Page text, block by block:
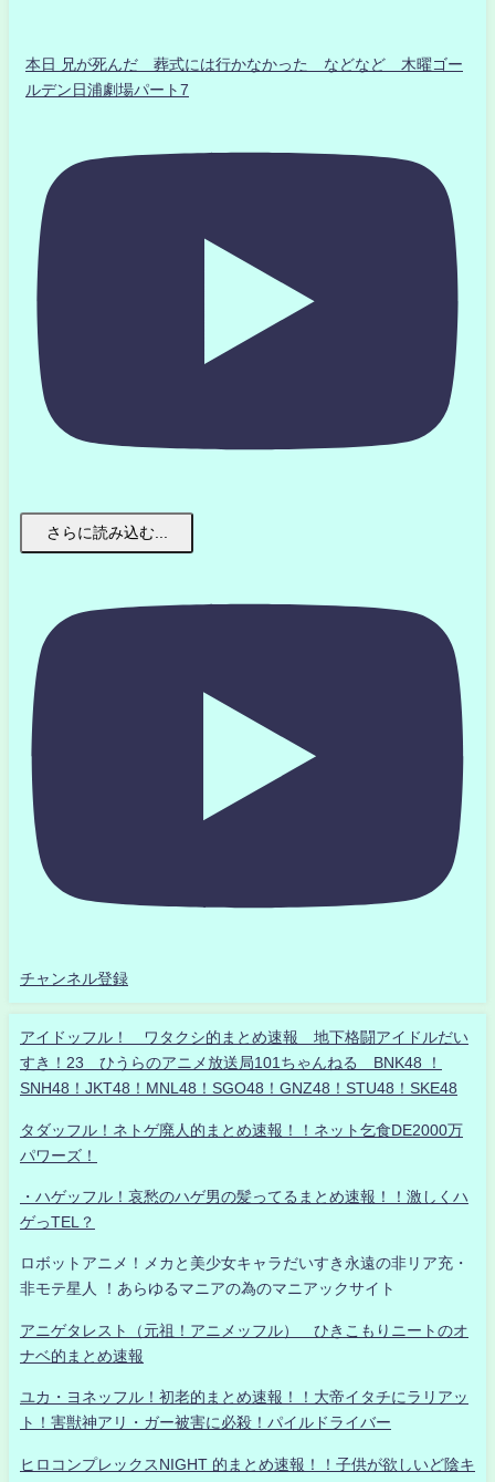
本日 兄が死んだ 葬式には行かなかった などなど 木曜ゴー
ルデン日浦劇場パート7
さらに読み込む...
チャンネル登録
アイドッフル！ ワタクシ的まとめ速報 地下格闘アイドルだい
すき！23 ひうらのアニメ放送局101ちゃんねる BNK48 ！
SNH48！JKT48！MNL48！SGO48！GNZ48！STU48！SKE48
タダッフル！ネトゲ廃人的まとめ速報！！ネット乞食DE2000万
パワーズ！
・ハゲッフル！哀愁のハゲ男の髪ってるまとめ速報！！激しくハ
ゲっTEL？
ロボットアニメ！メカと美少女キャラだいすき永遠の非リア充・
非モテ星人 ！あらゆるマニアの為のマニアックサイト
アニゲタレスト（元祖！アニメッフル） ひきこもりニートのオ
ナベ的まとめ速報
ユカ・ヨネッフル！初老的まとめ速報！！大帝イタチにラリアッ
ト！害獣神アリ・ガー被害に必殺！パイルドライバー
ヒロコンプレックスNIGHT 的まとめ速報！！子供が欲しいど陰キ